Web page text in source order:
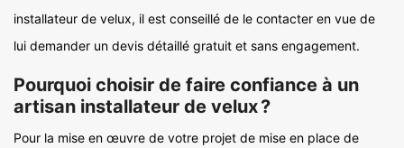
installateur de velux, il est conseillé de le contacter en vue de
lui demander un devis détaillé gratuit et sans engagement.
Pourquoi choisir de faire confiance à un
artisan installateur de velux ?
Pour la mise en œuvre de votre projet de mise en place de